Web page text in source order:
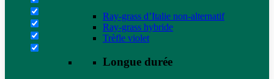
Ray-grass d’Italie non-alternatif
Ray-grass hybride
Trèfle violet
Longue durée